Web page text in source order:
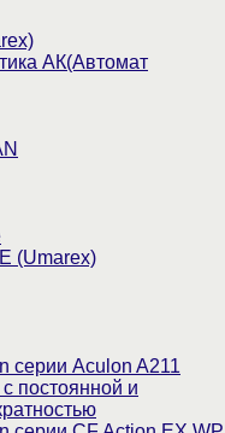
АК(Автомат
(Umarex)
серии Aculon A211
постоянной и